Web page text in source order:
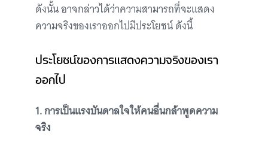
ดังนั้น อาจกล่าวได้ว่าความสามารถที่จะแสดง
ความจริงของเราออกไปมีประโยชน์ ดังนี้
ประโยชน์ของการแสดงความจริงของเรา
ออกไป
1.การเป็นแรงบันดาลใจให้คนอื่นกล้าพูดความ
จริง